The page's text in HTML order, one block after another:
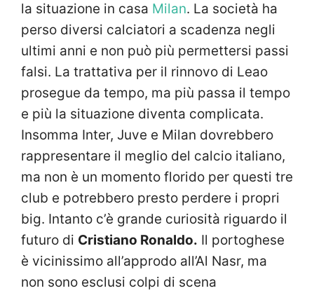
la situazione in casa Milan. La società ha
perso diversi calciatori a scadenza negli
ultimi anni e non può più permettersi passi
falsi. La trattativa per il rinnovo di Leao
prosegue da tempo, ma più passa il tempo
e più la situazione diventa complicata.
Insomma Inter, Juve e Milan dovrebbero
rappresentare il meglio del calcio italiano,
ma non è un momento florido per questi tre
club e potrebbero presto perdere i propri
big. Intanto c’è grande curiosità riguardo il
futuro di Cristiano Ronaldo. Il portoghese
è vicinissimo all’approdo all’Al Nasr, ma
non sono esclusi colpi di scena